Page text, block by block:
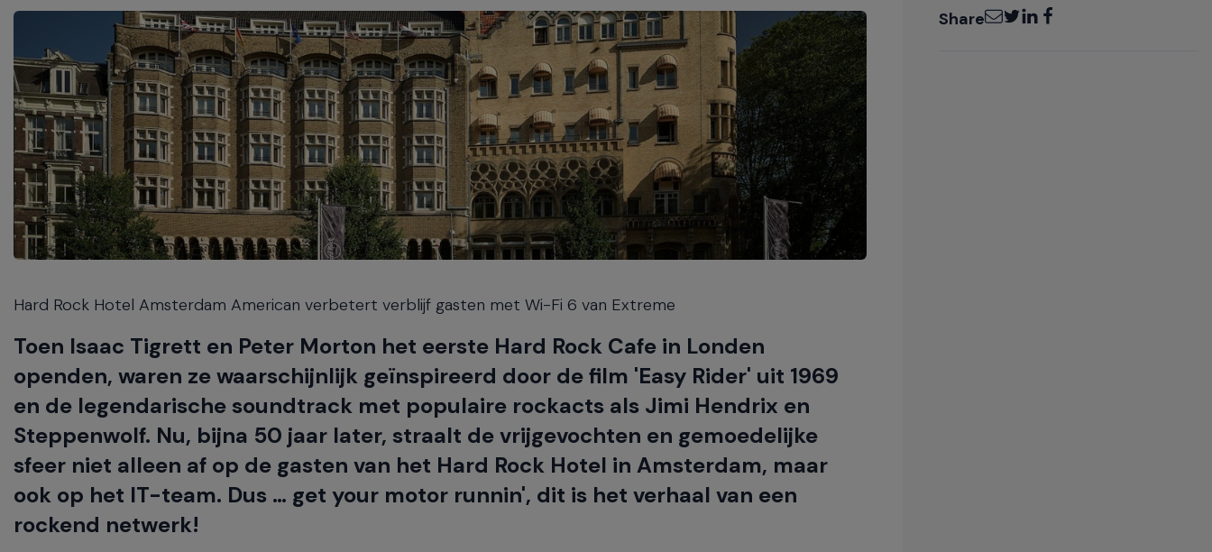
commands.
Arrow
keys
can
navigate
between
previous/next
items
and
also
move
down
into
menu.
will
a
nested
menu
and
escape
will
close
the
Hard Rock Hotel Amsterdam American verbetert verblijf gasten met Wi-Fi 6 van Extreme
Toen Isaac Tigrett en Peter Morton het eerste Hard Rock Cafe in Londen
openden, waren ze waarschijnlijk geïnspireerd door de film 'Easy Rider' uit 1969
en de legendarische soundtrack met populaire rockacts als Jimi Hendrix en
Steppenwolf. Nu, bijna 50 jaar later, straalt de vrijgevochten en gemoedelijke
sfeer niet alleen af op de gasten van het Hard Rock Hotel in Amsterdam, maar
ook op het IT-team. Dus … get your motor runnin', dit is het verhaal van een
rockend netwerk!
ShareEmailTwitter
LinkedInFacebook